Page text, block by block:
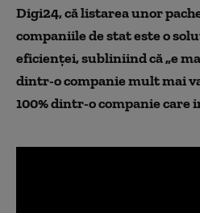
Digi24, că listarea unor
companiile de stat este o
eficienței, subliniind că „e
dintr-o companie mult mai
100% dintr-o companie care